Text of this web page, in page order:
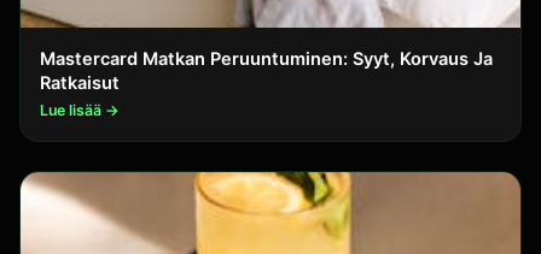
Mastercard Matkan Peruuntuminen: Syyt, Korvaus Ja
Ratkaisut
Lue lisää →